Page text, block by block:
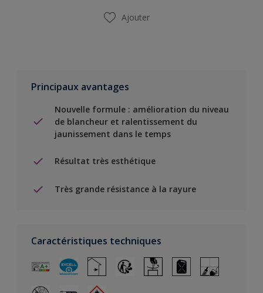
Ajouter
Principaux avantages
Nouvelle formule : amélioration du niveau
de blancheur et ralentissement du
jaunissement dans le temps
Résultat très esthétique
Très grande résistance à la rayure
Caractéristiques techniques